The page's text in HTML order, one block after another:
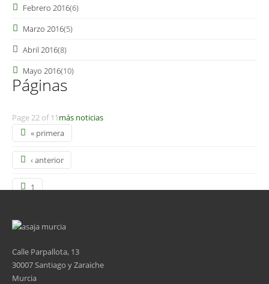
Febrero 2016(6)
Marzo 2016(5)
Abril 2016(8)
Mayo 2016(10)
Páginas
Page 22 of 11
« primera
‹ anterior
1
4
más noticias
Calle Parpallota, 13
30007 Santiago y Zaraiche
Murcia